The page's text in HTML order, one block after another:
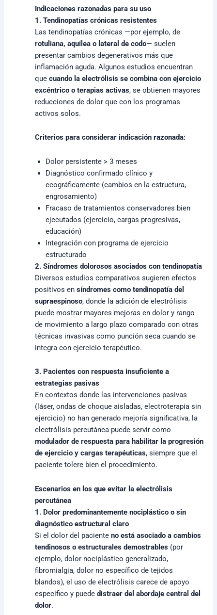
Indicaciones razonadas para su uso
1. Tendinopatías crónicas resistentes
Las tendinopatías crónicas —por ejemplo, de
rotuliana, aquílea o lateral de codo— suelen
presentar cambios degenerativos más que
inflamación aguda. Algunos estudios encuentran
que cuando la electrólisis se combina con ejercicio
excéntrico o terapias activas, se obtienen mayores
reducciones de dolor que con los programas
activos solos.
Criterios para considerar indicación razonada:
Dolor persistente > 3 meses
Diagnóstico confirmado clínico y
ecográficamente (cambios en la estructura,
engrosamiento)
Fracaso de tratamientos conservadores bien
ejecutados (ejercicio, cargas progresivas,
educación)
Integración con programa de ejercicio
estructurado
2. Síndromes dolorosos asociados con tendinopatía
Diversos estudios comparativos sugieren efectos
positivos en síndromes como tendinopatía del
supraespinoso, donde la adición de electrólisis
puede mostrar mayores mejoras en dolor y rango
de movimiento a largo plazo comparado con otras
técnicas invasivas como punción seca cuando se
integra con ejercicio terapéutico.
3. Pacientes con respuesta insuficiente a
estrategias pasivas
En contextos donde las intervenciones pasivas
(láser, ondas de choque aisladas, electroterapia sin
ejercicio) no han generado mejoría significativa, la
electrólisis percutánea puede servir como
modulador de respuesta para habilitar la progresión
de ejercicio y cargas terapéuticas, siempre que el
paciente tolere bien el procedimiento.
Escenarios en los que evitar la electrólisis
percutánea
1. Dolor predominantemente nociplástico o sin
diagnóstico estructural claro
Si el dolor del paciente no está asociado a cambios
tendinosos o estructurales demostrables(por
ejemplo, dolor nociplástico generalizado,
fibromialgia, dolor no específico de tejidos
blandos), el uso de electrólisis carece de apoyo
específico y puede distraer del abordaje central del
dolor.